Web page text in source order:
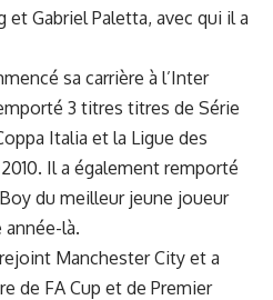
et Gabriel Paletta, avec qui il a
sa carrière à l’Inter
3 titres titres de Série
Italia et la Ligue des
Il a également remporté
du meilleur jeune joueur
année-là.
Manchester City et a
de FA Cup et de Premier